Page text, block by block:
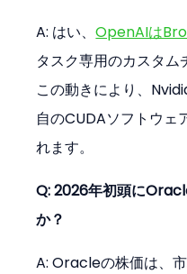
A: はい、OpenAIは
タスク専用のカスタム
この動きにより、
自のCUDAソフトウェ
れます。
Q: 2026年初頭に
か？
A: Oracleの株価は、